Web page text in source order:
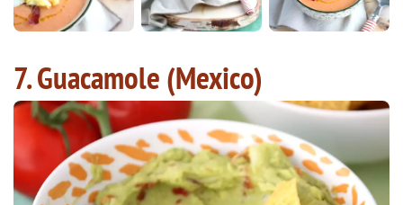
7. Guacamole (Mexico)